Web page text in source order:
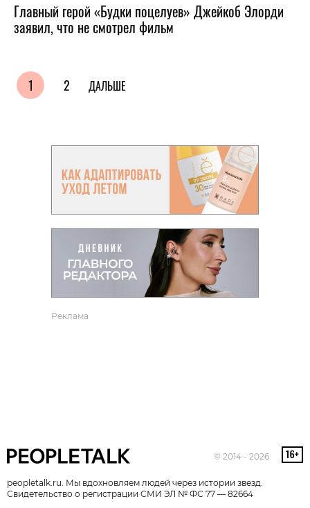
Главный герой «Будки поцелуев» Джейкоб Элорди
заявил, что не смотрел фильм
1 2 ДАЛЬШЕ
Реклама
© 2014 - 2026
peopletalk.ru. Мы вдохновляем людей через истории звезд.
Свидетельство о регистрации СМИ ЭЛ № ФС 77 — 82664